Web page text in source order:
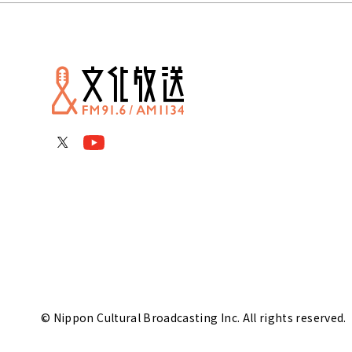
© Nippon Cultural Broadcasting Inc. All rights reserved.